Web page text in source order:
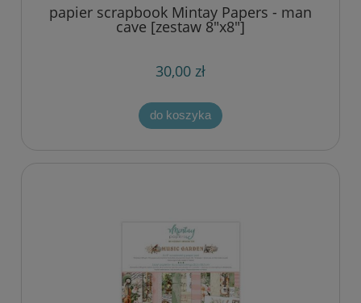
papier scrapbook Mintay Papers - man
cave [zestaw 8"x8"]
30,00 zł
do koszyka